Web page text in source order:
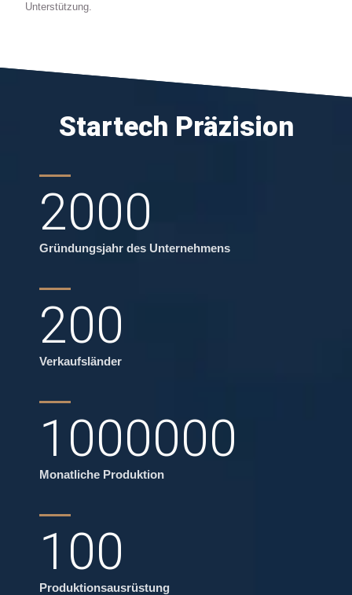
Unterstützung.
Startech Präzision
2000
Gründungsjahr des Unternehmens
200
Verkaufsländer
1000000
Monatliche Produktion
100
Produktionsausrüstung